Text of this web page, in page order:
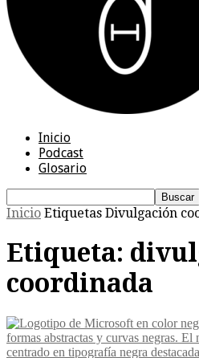
Inicio
Podcast
Glosario
Inicio Etiquetas Divulgación
Etiqueta:
coordinada